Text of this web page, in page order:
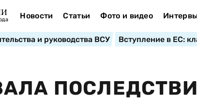
Новости Статьи Фото и видео
и руководства ВСУ Вступление в ЕС: